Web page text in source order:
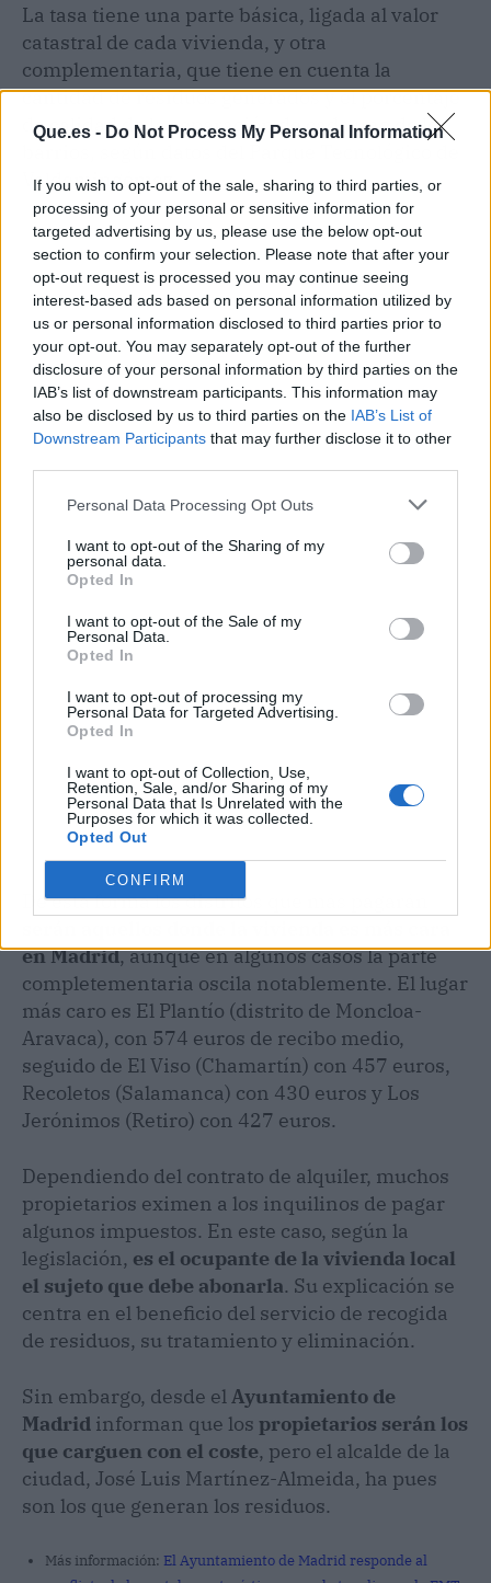
Que.es - Do Not Process My Personal Information
If you wish to opt-out of the sale, sharing to third parties, or
processing of your personal or sensitive information for
targeted advertising by us, please use the below opt-out
section to confirm your selection. Please note that after your
opt-out request is processed you may continue seeing
interest-based ads based on personal information utilized by
us or personal information disclosed to third parties prior to
your opt-out. You may separately opt-out of the further
disclosure of your personal information by third parties on the
IAB’s list of downstream participants. This information may
also be disclosed by us to third parties on the IAB’s List of
Downstream Participants that may further disclose it to other
Personal Data Processing Opt Outs
I want to opt-out of the Sharing of my
personal data.
Opted In
I want to opt-out of the Sale of my
Personal Data.
Opted In
I want to opt-out of processing my
Personal Data for Targeted Advertising.
Opted In
I want to opt-out of Collection, Use,
Retention, Sale, and/or Sharing of my
Personal Data that Is Unrelated with the
Purposes for which it was collected.
Opted Out
CONFIRM
La tasa tiene una parte básica, ligada al valor
catastral de cada vivienda, y otra
complementaria, que tiene en cuenta la
cantidad de residuos generados y el porcentaje
de calidad de la separación de cada uno de los
Valdemingómez.
Publicidad
De esta forma los distritos que más pagarán
en Madrid, aunque en algunos casos la parte
completementaria oscila notablemente. El lugar
más caro es El Plantío (distrito de Moncloa-
Aravaca), con 574 euros de recibo medio,
seguido de El Viso (Chamartín) con 457 euros,
Recoletos (Salamanca) con 430 euros y Los
Jerónimos (Retiro) con 427 euros.
Dependiendo del contrato de alquiler, muchos
propietarios eximen a los inquilinos de pagar
algunos impuestos. En este caso, según la
legislación, es el ocupante de la vivienda local
el sujeto que debe abonarla. Su explicación se
centra en el beneficio del servicio de recogida
de residuos, su tratamiento y eliminación.
Sin embargo, desde elAyuntamiento de
Madrid informan que los propietarios serán los
que carguen con el coste, pero el alcalde de la
ciudad, José Luis Martínez-Almeida, ha pues
son los que generan los residuos.
Más información: El Ayuntamiento de Madrid responde al